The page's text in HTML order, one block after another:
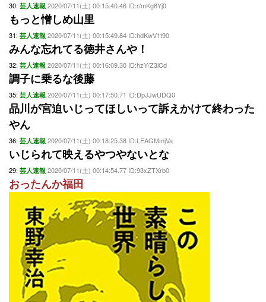
30: 芸人速報 2020/07/11(土) 00:15:40.46 ID:r/mKg8Yj0
もっと憎しめ山里
31: 芸人速報 2020/07/11(土) 00:15:49.84 ID:hdKwV1t90
みんな忘れてる徳井さんや！
32: 芸人速報 2020/07/11(土) 00:16:09.30 ID:hzY/Z3lCd
調子に乗るな後藤
35: 芸人速報 2020/07/11(土) 00:17:50.71 ID:DpJJwUDQ0
品川が宮迫いじってほしいって訴えかけて終わった
やん
36: 芸人速報 2020/07/11(土) 00:18:25.38 ID:LEAGMmjVa
いじられて映えるやつやないとな
29: 芸人速報 2020/07/11(土) 00:14:54.77 ID:93xZTXrb0
おったんか福田